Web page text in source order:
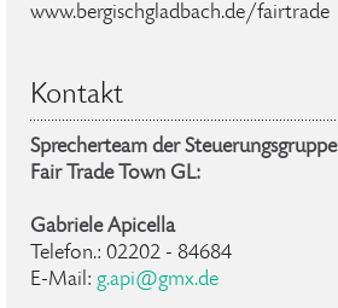
www.bergischgladbach.de/fairtrade
Kontakt
Sprecherteam der Steuerungsgruppe
Fair Trade Town GL:
Gabriele Apicella
Telefon.: 02202 - 84684
E-Mail: g.api@gmx.de